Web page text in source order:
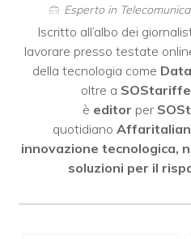
Esperto in
Iscritto all’albo dei
lavorare presso testate
della tecnologia come
oltre a
è editor per
quotidiano
innovazione tecnologica,
soluzioni per il